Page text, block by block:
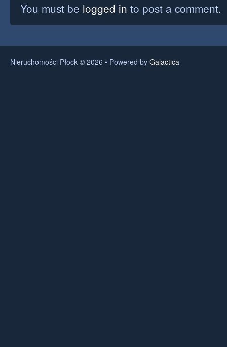
You must be logged in to post a comment.
Nieruchomości Płock © 2026 • Powered by Galactica